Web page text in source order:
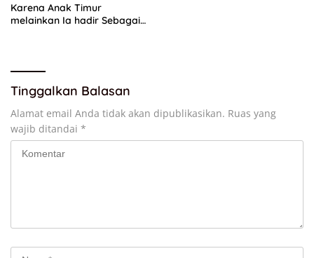
Karena Anak Timur
melainkan Ia hadir Sebagai
Tinggalkan Balasan
Alamat email Anda tidak akan dipublikasikan. Ruas yang
wajib ditandai *